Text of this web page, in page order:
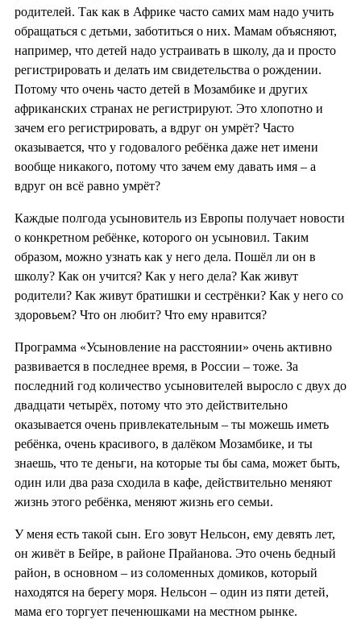
родителей. Так как в Африке часто самих мам надо учить
обращаться с детьми, заботиться о них. Мамам объясняют,
например, что детей надо устраивать в школу, да и просто
регистрировать и делать им свидетельства о рождении.
Потому что очень часто детей в Мозамбике и других
африканских странах не регистрируют. Это хлопотно и
зачем его регистрировать, а вдруг он умрёт? Часто
оказывается, что у годовалого ребёнка даже нет имени
вообще никакого, потому что зачем ему давать имя – а
вдруг он всё равно умрёт?
Каждые полгода усыновитель из Европы получает новости
о конкретном ребёнке, которого он усыновил. Таким
образом, можно узнать как у него дела. Пошёл ли он в
школу? Как он учится? Как у него дела? Как живут
родители? Как живут братишки и сестрёнки? Как у него со
здоровьем? Что он любит? Что ему нравится?
Программа «Усыновление на расстоянии» очень активно
развивается в последнее время, в России – тоже. За
последний год количество усыновителей выросло с двух до
двадцати четырёх, потому что это действительно
оказывается очень привлекательным – ты можешь иметь
ребёнка, очень красивого, в далёком Мозамбике, и ты
знаешь, что те деньги, на которые ты бы сама, может быть,
один или два раза сходила в кафе, действительно меняют
жизнь этого ребёнка, меняют жизнь его семьи.
У меня есть такой сын. Его зовут Нельсон, ему девять лет,
он живёт в Бейре, в районе Прайанова. Это очень бедный
район, в основном – из соломенных домиков, который
находятся на берегу моря. Нельсон – один из пяти детей,
мама его торгует печенюшками на местном рынке.